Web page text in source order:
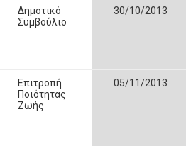
Δημοτικό
Συμβούλιο
30/10/2013
Επιτροπή
Ποιότητας
Ζωής
05/11/2013